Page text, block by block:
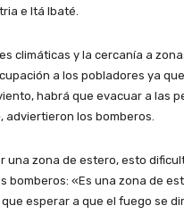
e Itá Ibaté.
climáticas y la cercanía a
a los pobladores ya
habrá que evacuar a las
adviertieron los bomberos.
una zona de estero, esto
bomberos: «Es una zona de
esperar a que el fuego se